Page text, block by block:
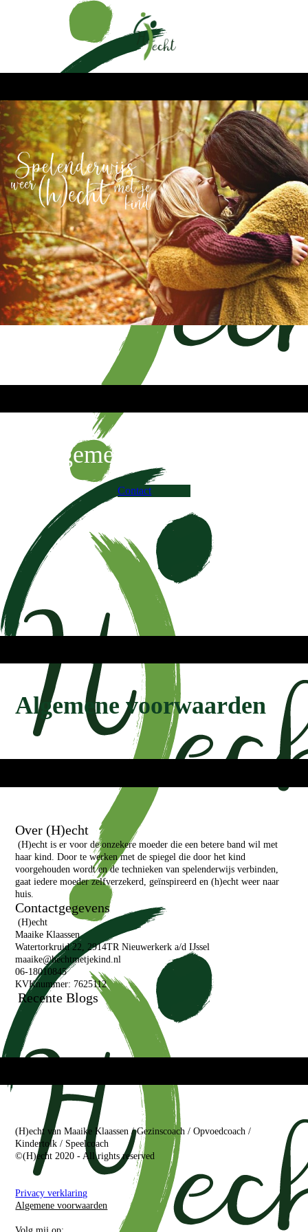
Algemene voorwaarden
Contact
Algemene voorwaarden
Over (H)echt
(H)echt is er voor de onzekere moeder die een betere band wil met
haar kind. Door te werken met de spiegel die door het kind
voorgehouden wordt en de technieken van spelenderwijs verbinden,
gaat iedere moeder zelfverzekerd, geïnspireerd en (h)echt weer naar
huis.
Contactgegevens
(H)echt
Maaike Klaassen
Watertorkruid 22, 2914TR Nieuwerkerk a/d IJssel
maaike@hechtmetjekind.nl
06-18010845
KVKnummer: 7625112
Recente Blogs
(H)echt van Maaike Klaassen / Gezinscoach / Opvoedcoach /
Kindertolk / Speelcoach
©(H)echt 2020 - All rights reserved
Privacy verklaring
Algemene voorwaarden